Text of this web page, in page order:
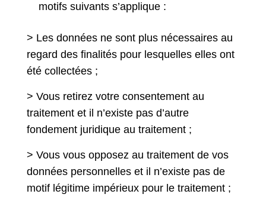
motifs suivants s’applique :
> Les données ne sont plus nécessaires au
regard des finalités pour lesquelles elles ont
été collectées ;
> Vous retirez votre consentement au
traitement et il n’existe pas d’autre
fondement juridique au traitement ;
> Vous vous opposez au traitement de vos
données personnelles et il n’existe pas de
motif légitime impérieux pour le traitement ;